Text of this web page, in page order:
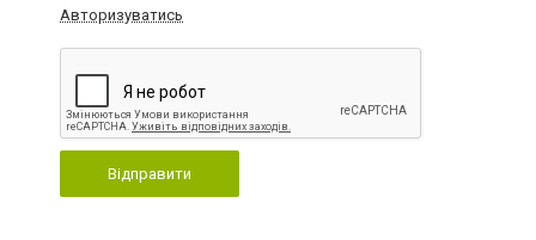
Авторизуватись
Відправити